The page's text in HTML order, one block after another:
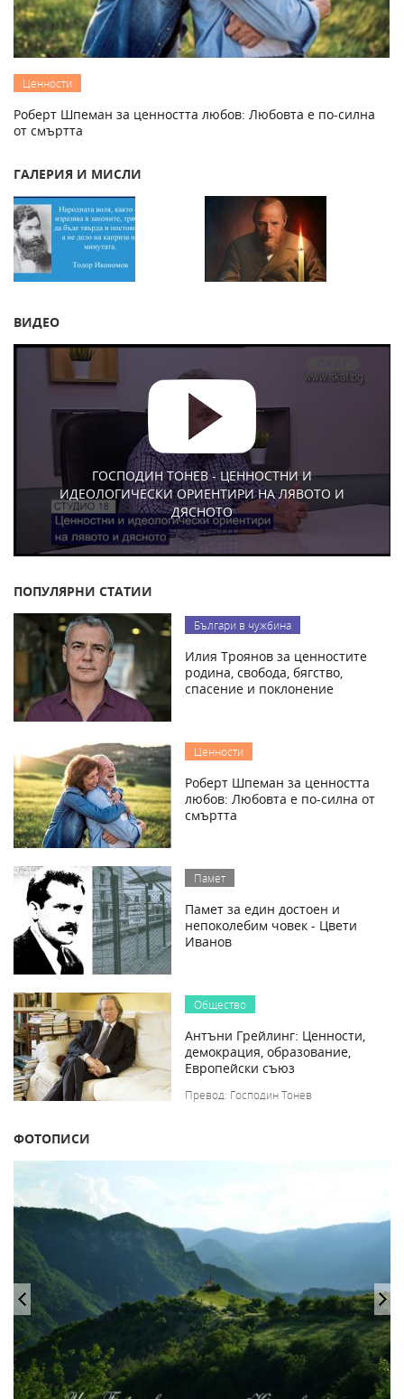
Ценности
Роберт Шпеман за ценността любов: Любовта е по-силна
от смъртта
ГАЛЕРИЯ И МИСЛИ
ВИДЕО
ГОСПОДИН ТОНЕВ - ЦЕННОСТНИ И
ИДЕОЛОГИЧЕСКИ ОРИЕНТИРИ НА ЛЯВОТО И
ДЯСНОТО
ПОПУЛЯРНИ СТАТИИ
Българи в чужбина
Илия Троянов за ценностите
родина, свобода, бягство,
спасение и поклонение
Ценности
Роберт Шпеман за ценността
любов: Любовта е по-силна от
смъртта
Памет
Памет за един достоен и
непоколебим човек - Цвети
Иванов
Общество
Антъни Грейлинг: Ценности,
демокрация, образование,
Европейски съюз
Превод: Господин Тонев
ФОТОПИСИ